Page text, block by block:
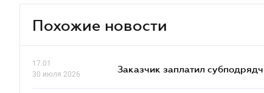
Похожие новости
17.01
30 июля 2026
Заказчик заплатил